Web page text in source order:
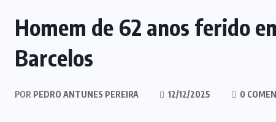
Homem de 62 anos ferido
Barcelos
POR PEDRO ANTUNES PEREIRA 12/12/2025 0